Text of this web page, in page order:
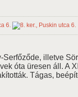
illetve
óta üresen áll. A
Tágas,